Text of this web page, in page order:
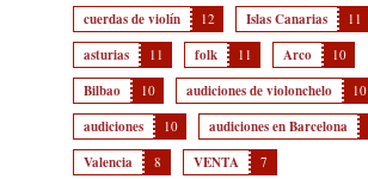
cuerdas de violín 12 Islas Canarias 11
asturias 11 folk 11 Arco 10
Bilbao 10 audiciones de violonchelo 10
audiciones 10 audiciones en Barcelona
Valencia 8 VENTA 7